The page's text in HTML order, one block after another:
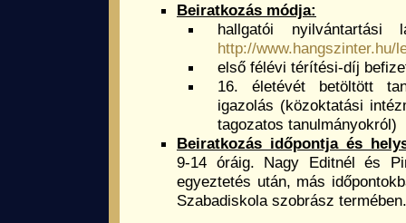
Beiratkozás módja:
hallgatói nyilvántartási
http://www.hangszinter.hu/
első félévi térítési-díj
16. életévét betöltött
igazolás (közoktatási
tagozatos tanulmányokról)
Beiratkozás időpontja és
9-14 óráig. Nagy Editnél és
egyeztetés után, más
Szabadiskola szobrász termében.